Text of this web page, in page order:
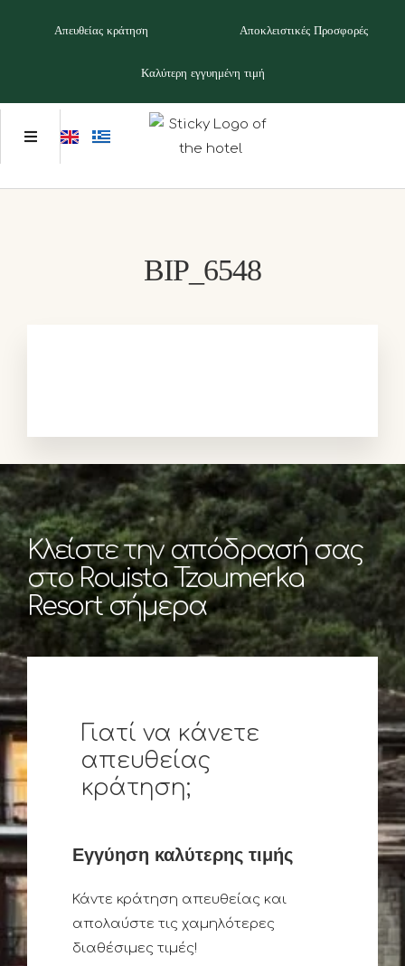
Απευθείας κράτηση Αποκλειστικές Προσφορές
Καλύτερη εγγυημένη τιμή
BIP_6548
Κλείστε την απόδρασή σας
στο Rouista Tzoumerka
Resort σήμερα
Γιατί να κάνετε
απευθείας
κράτηση;
Εγγύηση καλύτερης τιμής
Κάντε κράτηση απευθείας και
απολαύστε τις χαμηλότερες
διαθέσιμες τιμές!